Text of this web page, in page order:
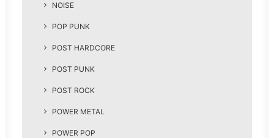
NOISE
POP PUNK
POST HARDCORE
POST PUNK
POST ROCK
POWER METAL
POWER POP